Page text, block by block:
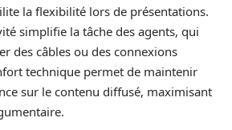
la flexibilité lors de présentations.
simplifie la tâche des agents, qui
des câbles ou des connexions
technique permet de maintenir
sur le contenu diffusé, maximisant